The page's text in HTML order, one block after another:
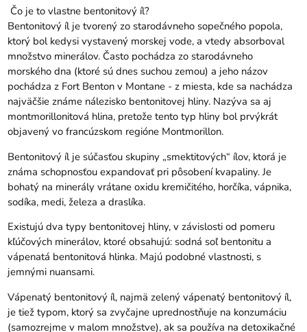
Čo je to vlastne bentonitový íl?
Bentonitový íl je tvorený zo starodávneho sopečného popola,
ktorý bol kedysi vystavený morskej vode, a vtedy absorboval
množstvo minerálov. Často pochádza zo starodávneho
morského dna (ktoré sú dnes suchou zemou) a jeho názov
pochádza z Fort Benton v Montane - z miesta, kde sa nachádza
najväčšie známe nálezisko bentonitovej hliny. Nazýva sa aj
montmorillonitová hlina, pretože tento typ hliny bol prvýkrát
objavený vo francúzskom regióne Montmorillon.
Bentonitový íl je súčasťou skupiny „smektitových“ ílov, ktorá je
známa schopnosťou expandovať pri pôsobení kvapaliny. Je
bohatý na minerály vrátane oxidu kremičitého, horčíka, vápnika,
sodíka, medi, železa a draslíka.
Existujú dva typy bentonitovej hliny, v závislosti od pomeru
kľúčových minerálov, ktoré obsahujú: sodná soľ bentonitu a
vápenatá bentonitová hlinka. Majú podobné vlastnosti, s
jemnými nuansami.
Vápenatý bentonitový íl, najmä zelený vápenatý bentonitový íl,
je tiež typom, ktorý sa zvyčajne uprednostňuje na konzumáciu
(samozrejme v malom množstve), ak sa používa na detoxikačné